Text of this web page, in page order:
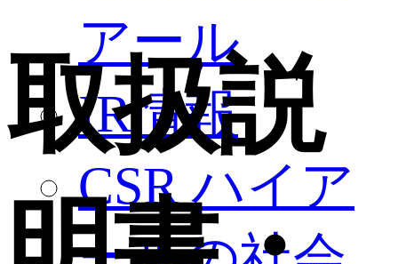
アール
IR情報
CSR ハイア
取扱説